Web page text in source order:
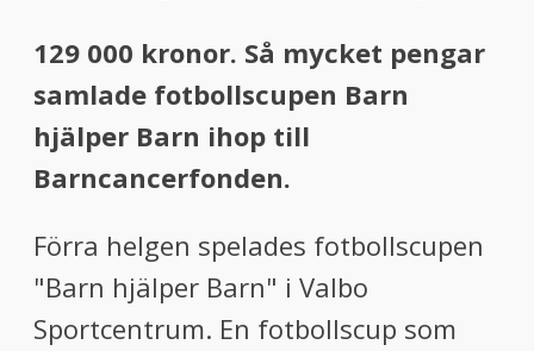
129 000 kronor. Så mycket pengar
samlade fotbollscupen Barn
hjälper Barn ihop till
Barncancerfonden.
Förra helgen spelades fotbollscupen
"Barn hjälper Barn" i Valbo
Sportcentrum. En fotbollscup som